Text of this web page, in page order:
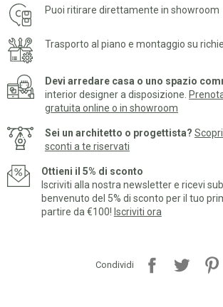
Puoi ritirare direttamente in showroom
Trasporto al piano e montaggio su
Devi arredare casa o uno spazio
interior designer a disposizione.
gratuita online o in showroom
Sei un architetto o progettista?
sconti a te riservati
Ottieni il 5% di sconto
Iscriviti alla nostra newsletter e ricevi
benvenuto del 5% di sconto per il tuo
partire da €100! Iscriviti ora
Condividi